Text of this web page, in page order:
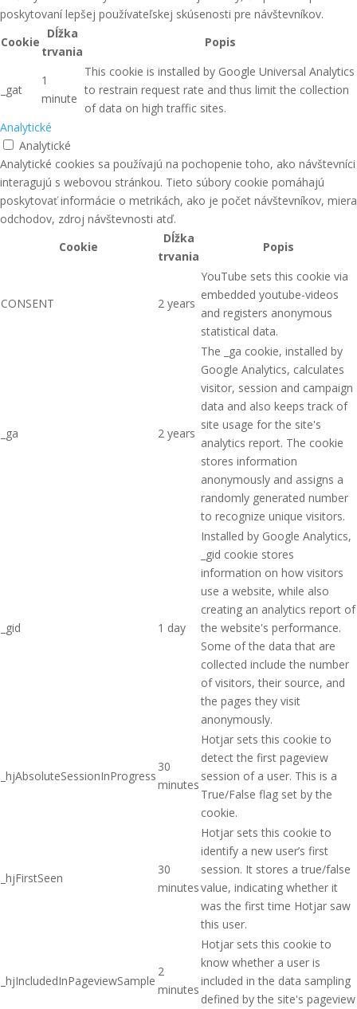
poskytovaní lepšej používateľskej skúsenosti pre návštevníkov.
Cookie
Dĺžka
trvania
Popis
_gat
1
minute
This cookie is installed by Google Universal Analytics
to restrain request rate and thus limit the collection
of data on high traffic sites.
Analytické
Analytické
Analytické cookies sa používajú na pochopenie toho, ako návštevníci
interagujú s webovou stránkou. Tieto súbory cookie pomáhajú
poskytovať informácie o metrikách, ako je počet návštevníkov, miera
odchodov, zdroj návštevnosti atď.
Cookie
Dĺžka
trvania
Popis
CONSENT 2 years
YouTube sets this cookie via
embedded youtube-videos
and registers anonymous
statistical data.
_ga 2 years
The _ga cookie, installed by
Google Analytics, calculates
visitor, session and campaign
data and also keeps track of
site usage for the site's
analytics report. The cookie
stores information
anonymously and assigns a
randomly generated number
to recognize unique visitors.
_gid 1 day
Installed by Google Analytics,
_gid cookie stores
information on how visitors
use a website, while also
creating an analytics report of
the website's performance.
Some of the data that are
collected include the number
of visitors, their source, and
the pages they visit
anonymously.
_hjAbsoluteSessionInProgress
30
minutes
Hotjar sets this cookie to
detect the first pageview
session of a user. This is a
True/False flag set by the
cookie.
_hjFirstSeen
30
minutes
Hotjar sets this cookie to
identify a new user’s first
session. It stores a true/false
value, indicating whether it
was the first time Hotjar saw
this user.
_hjIncludedInPageviewSample
2
minutes
Hotjar sets this cookie to
know whether a user is
included in the data sampling
defined by the site's pageview